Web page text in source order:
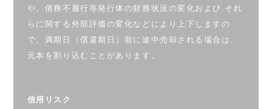
や、債務不履行等発行体の財務状況の変化および それ
らに関する外部評価の変化などにより上下しますの
で、満期日（償還期日）前に途中売却される場合は、
元本を割り込むことがあります。
信用リスク